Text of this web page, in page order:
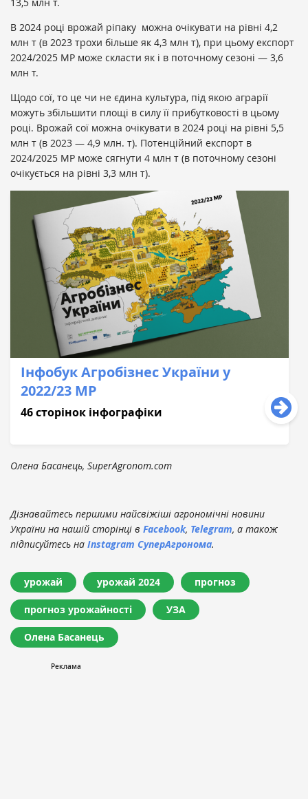
13,5 млн т.
В 2024 році врожай ріпаку можна очікувати на рівні 4,2
млн т (в 2023 трохи більше як 4,3 млн т), при цьому експорт
2024/2025 МР може скласти як і в поточному сезоні — 3,6
млн т.
Щодо сої, то це чи не єдина культура, під якою аграрії
можуть збільшити площі в силу її прибутковості в цьому
році. Врожай сої можна очікувати в 2024 році на рівні 5,5
млн т (в 2023 — 4,9 млн. т). Потенційний експорт в
2024/2025 МР може сягнути 4 млн т (в поточному сезоні
очікується на рівні 3,3 млн т).
Інфобук Агробізнес України у
2022/23 МР
46 сторінок інфографіки
Олена Басанець, SuperAgronom.com
Дізнавайтесь першими найсвіжіші агрономічні новини
України на нашій сторінці в Facebook, Telegram, а також
підписуйтесь на Instagram СуперАгронома.
урожай урожай 2024 прогноз
прогноз урожайності УЗА
Олена Басанець